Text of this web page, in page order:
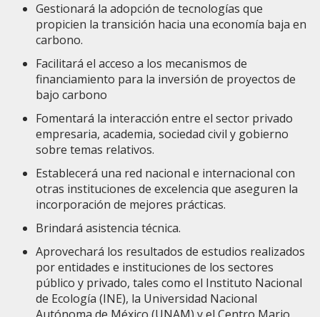
Gestionará la adopción de tecnologías que
propicien la transición hacia una economía baja en
carbono.
Facilitará el acceso a los mecanismos de
financiamiento para la inversión de proyectos de
bajo carbono
Fomentará la interacción entre el sector privado
empresaria, academia, sociedad civil y gobierno
sobre temas relativos.
Establecerá una red nacional e internacional con
otras instituciones de excelencia que aseguren la
incorporación de mejores prácticas.
Brindará asistencia técnica.
Aprovechará los resultados de estudios realizados
por entidades e instituciones de los sectores
público y privado, tales como el Instituto Nacional
de Ecología (INE), la Universidad Nacional